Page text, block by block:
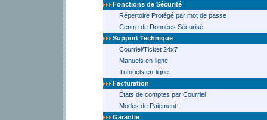
Fonctions de Sécurité
Répertoire Protégé par mot de passe
Centre de Données Sécurisé
Support Technique
Courriel/Ticket 24x7
Manuels en-ligne
Tutoriels en-ligne
Facturation
États de comptes par Courriel
Modes de Paiement:
Garantie